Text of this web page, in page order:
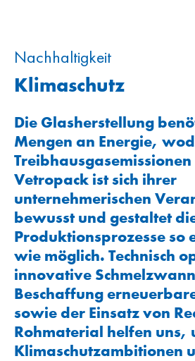
Nachhaltigkeit
Klimaschutz
Die Glasherstellung
Mengen an Energie,
Vetropack ist sich ihrer
unternehmerischen
bewusst und gestaltet
Produktionsprozesse so
wie möglich. Technisch
innovative
Beschaffung
sowie der Einsatz von
Rohmaterial helfen uns,
Klimaschutzambitionen